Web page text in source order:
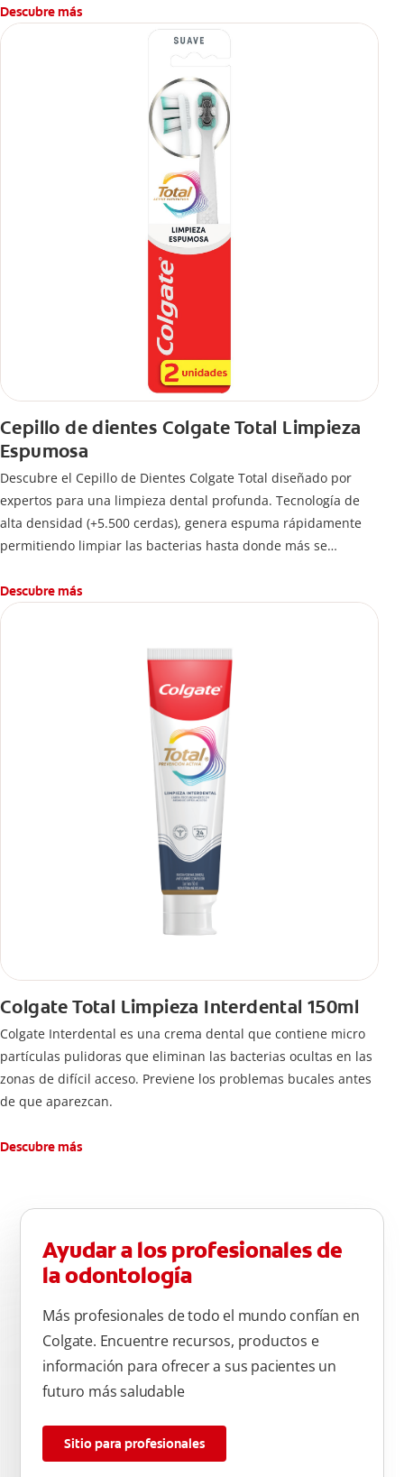
caries.
Descubre más
Cepillo de dientes Colgate Total Limpieza
Espumosa
Descubre el Cepillo de Dientes Colgate Total diseñado por
expertos para una limpieza dental profunda. Tecnología de
alta densidad (+5.500 cerdas), genera espuma rápidamente
permitiendo limpiar las bacterias hasta donde más se
Descubre más
Colgate Total Limpieza Interdental 150ml
Colgate Interdental es una crema dental que contiene micro
partículas pulidoras que eliminan las bacterias ocultas en las
zonas de difícil acceso. Previene los problemas bucales antes
de que aparezcan.
Descubre más
Ayudar a los profesionales de
la odontología
Más profesionales de todo el mundo confían en
Colgate. Encuentre recursos, productos e
información para ofrecer a sus pacientes un
futuro más saludable
Sitio para profesionales